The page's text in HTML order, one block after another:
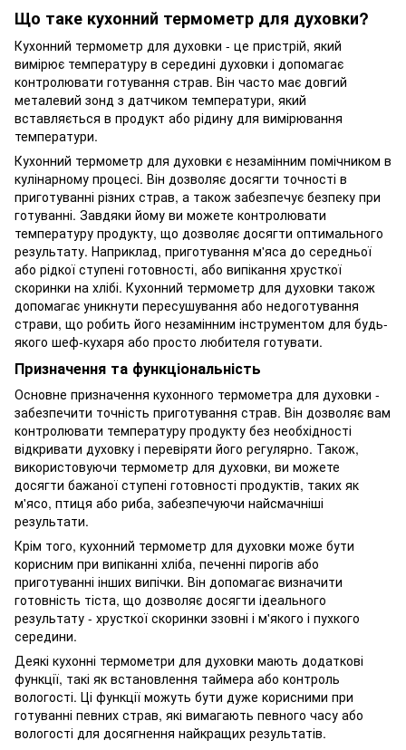
Що таке кухонний термометр для духовки?
Кухонний термометр для духовки - це пристрій, який
вимірює температуру в середині духовки і допомагає
контролювати готування страв. Він часто має довгий
металевий зонд з датчиком температури, який
вставляється в продукт або рідину для вимірювання
температури.
Кухонний термометр для духовки є незамінним помічником в
кулінарному процесі. Він дозволяє досягти точності в
приготуванні різних страв, а також забезпечує безпеку при
готуванні. Завдяки йому ви можете контролювати
температуру продукту, що дозволяє досягти оптимального
результату. Наприклад, приготування м'яса до середньої
або рідкої ступені готовності, або випікання хрусткої
скоринки на хлібі. Кухонний термометр для духовки також
допомагає уникнути пересушування або недоготування
страви, що робить його незамінним інструментом для будь-
якого шеф-кухаря або просто любителя готувати.
Призначення та функціональність
Основне призначення кухонного термометра для духовки -
забезпечити точність приготування страв. Він дозволяє вам
контролювати температуру продукту без необхідності
відкривати духовку і перевіряти його регулярно. Також,
використовуючи термометр для духовки, ви можете
досягти бажаної ступені готовності продуктів, таких як
м'ясо, птиця або риба, забезпечуючи найсмачніші
результати.
Крім того, кухонний термометр для духовки може бути
корисним при випіканні хліба, печенні пирогів або
приготуванні інших випічки. Він допомагає визначити
готовність тіста, що дозволяє досягти ідеального
результату - хрусткої скоринки ззовні і м'якого і пухкого
середини.
Деякі кухонні термометри для духовки мають додаткові
функції, такі як встановлення таймера або контроль
вологості. Ці функції можуть бути дуже корисними при
готуванні певних страв, які вимагають певного часу або
вологості для досягнення найкращих результатів.